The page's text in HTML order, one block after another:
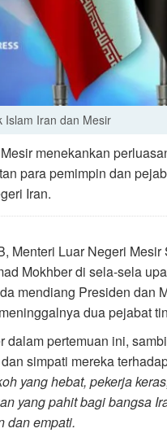
Islam Iran dan Mesir
menekankan
para pemimpin dan
Iran.
Menteri Luar Negeri
Mokhber di sela-sela
mendiang Presiden dan
dua pejabat
dalam pertemuan ini,
simpati mereka
yang hebat, pekerja
yang pahit bagi bangsa
dan empati.